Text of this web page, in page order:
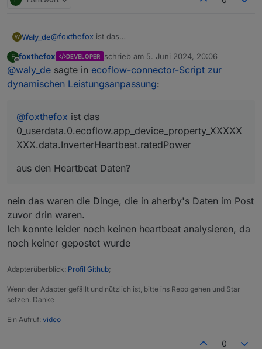
W Waly_de@foxthefox ist das
X.data.InverterHeartbeat.ratedPower
aus den Heartbeat Daten?
F
Offline
foxthefox DEVELOPER schrieb am 5. Juni 2024, 20:06
zuletzt editiert von
@waly_de sagte in ecoflow-connector-Script zur
dynamischen Leistungsanpassung:
@foxthefox ist das
0_userdata.0.ecoflow.app_device_property_XXXXX
XXX.data.InverterHeartbeat.ratedPower
aus den Heartbeat Daten?
nein das waren die Dinge, die in aherby's Daten im Post
zuvor drin waren.
Ich konnte leider noch keinen heartbeat analysieren, da
noch keiner gepostet wurde
Adapterüberblick: Profil Github;
Wenn der Adapter gefällt und nützlich ist, bitte ins Repo gehen und Star
setzen. Danke
Ein Aufruf: video
0